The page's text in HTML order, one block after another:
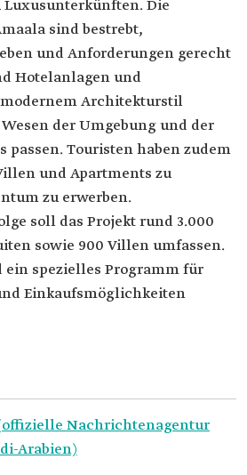
Die
sind bestrebt,
und Anforderungen gerecht
Hotelanlagen und
Architekturstil
der Umgebung und der
passen. Touristen haben zudem
und Apartments zu
zu erwerben.
soll das Projekt rund 3.000
sowie 900 Villen umfassen.
spezielles Programm für
Einkaufsmöglichkeiten
Nachrichtenagentur
Arabien)